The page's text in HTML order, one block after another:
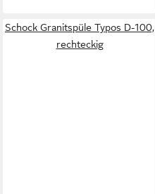
Schock Granitspüle Typos D-100,
rechteckig